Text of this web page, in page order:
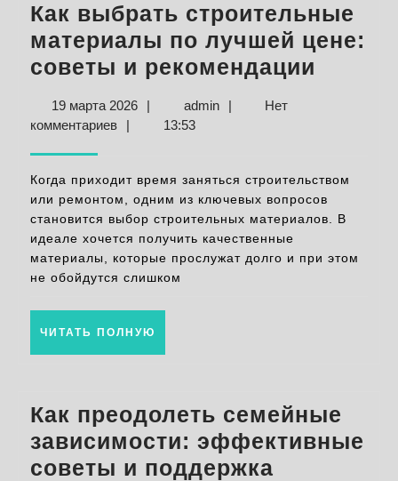
Как выбрать строительные
материалы по лучшей цене:
советы и рекомендации
по
цене:
19 марта 202619
марта
| adminadmin
|
Нет
комментариев
| 13:53
Когда приходит время заняться строительством
или ремонтом, одним из ключевых вопросов
становится выбор строительных материалов. В
идеале хочется получить качественные
материалы, которые прослужат долго и при этом
не обойдутся слишком
ЧИТАТЬ ПОЛНУЮ
Как преодолеть семейные
зависимости: эффективные
советы и поддержка